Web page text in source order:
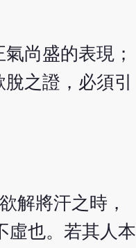
尚盛的表現；
之證，必須引
解將汗之時，
虛也。若其人本